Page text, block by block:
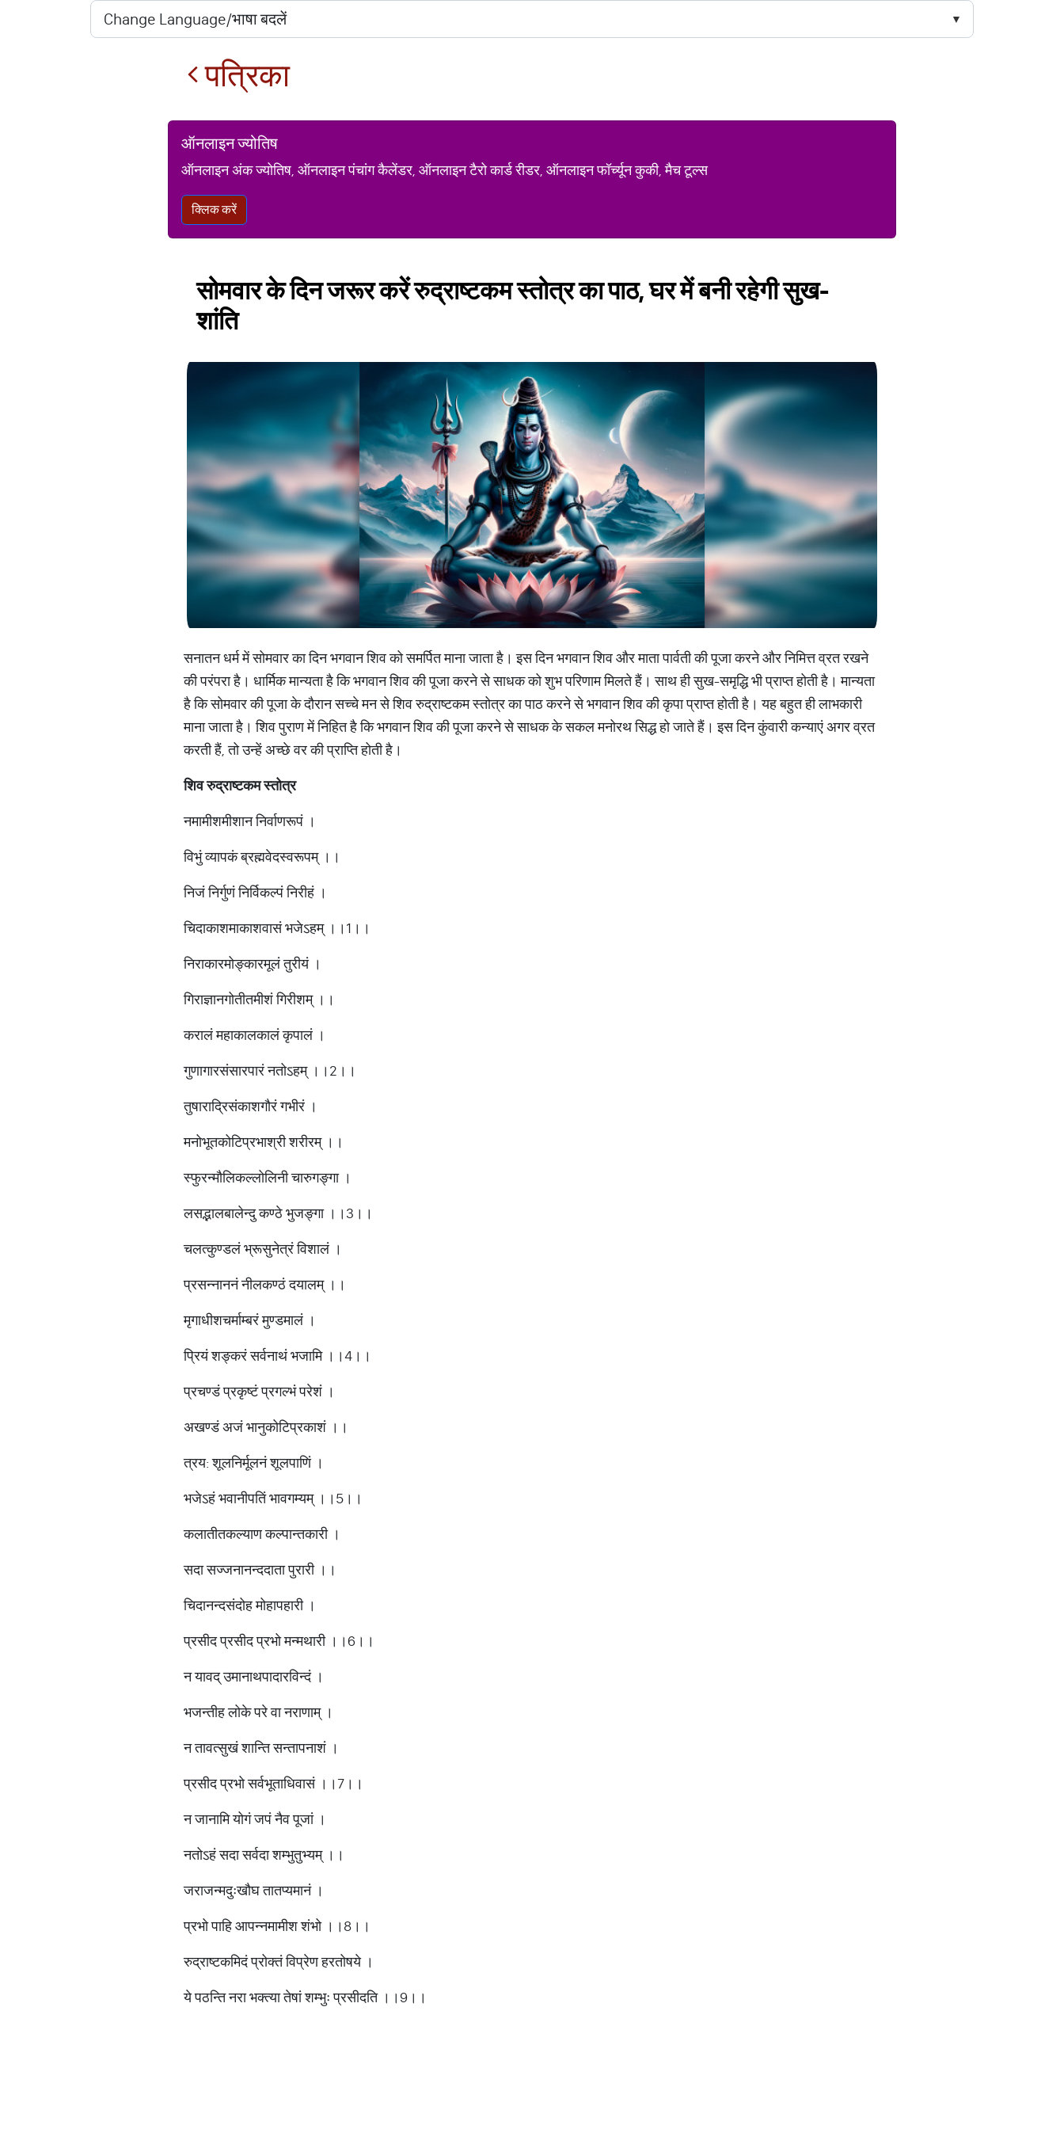
पत्रिका
ऑनलाइन ज्योतिष
ऑनलाइन अंक ज्योतिष, ऑनलाइन पंचांग कैलेंडर, ऑनलाइन टैरो कार्ड रीडर, ऑनलाइन फॉर्च्यून कुकी, मैच टूल्स
क्लिक करें
सोमवार के दिन जरूर करें रुद्राष्टकम स्तोत्र का पाठ, घर में बनी रहेगी सुख-
शांति
सनातन धर्म में सोमवार का दिन भगवान शिव को समर्पित माना जाता है। इस दिन भगवान शिव और माता पार्वती की पूजा करने और निमित्त व्रत रखने
की परंपरा है। धार्मिक मान्यता है कि भगवान शिव की पूजा करने से साधक को शुभ परिणाम मिलते हैं। साथ ही सुख-समृद्धि भी प्राप्त होती है। मान्यता
है कि सोमवार की पूजा के दौरान सच्चे मन से शिव रुद्राष्टकम स्तोत्र का पाठ करने से भगवान शिव की कृपा प्राप्त होती है। यह बहुत ही लाभकारी
माना जाता है। शिव पुराण में निहित है कि भगवान शिव की पूजा करने से साधक के सकल मनोरथ सिद्ध हो जाते हैं। इस दिन कुंवारी कन्याएं अगर व्रत
करती हैं, तो उन्हें अच्छे वर की प्राप्ति होती है।
शिव रुद्राष्टकम स्तोत्र
नमामीशमीशान निर्वाणरूपं ।
विभुं व्यापकं ब्रह्मवेदस्वरूपम् ।।
निजं निर्गुणं निर्विकल्पं निरीहं ।
चिदाकाशमाकाशवासं भजेऽहम् ।।1।।
निराकारमोङ्कारमूलं तुरीयं ।
गिराज्ञानगोतीतमीशं गिरीशम् ।।
करालं महाकालकालं कृपालं ।
गुणागारसंसारपारं नतोऽहम् ।।2।।
तुषाराद्रिसंकाशगौरं गभीरं ।
मनोभूतकोटिप्रभाश्री शरीरम् ।।
स्फुरन्मौलिकल्लोलिनी चारुगङ्गा ।
लसद्भालबालेन्दु कण्ठे भुजङ्गा ।।3।।
चलत्कुण्डलं भ्रूसुनेत्रं विशालं ।
प्रसन्नाननं नीलकण्ठं दयालम् ।।
मृगाधीशचर्माम्बरं मुण्डमालं ।
प्रियं शङ्करं सर्वनाथं भजामि ।।4।।
प्रचण्डं प्रकृष्टं प्रगल्भं परेशं ।
अखण्डं अजं भानुकोटिप्रकाशं ।।
त्रय: शूलनिर्मूलनं शूलपाणिं ।
भजेऽहं भवानीपतिं भावगम्यम् ।।5।।
कलातीतकल्याण कल्पान्तकारी ।
सदा सज्जनानन्ददाता पुरारी ।।
चिदानन्दसंदोह मोहापहारी ।
प्रसीद प्रसीद प्रभो मन्मथारी ।।6।।
न यावद् उमानाथपादारविन्दं ।
भजन्तीह लोके परे वा नराणाम् ।
न तावत्सुखं शान्ति सन्तापनाशं ।
प्रसीद प्रभो सर्वभूताधिवासं ।।7।।
न जानामि योगं जपं नैव पूजां ।
नतोऽहं सदा सर्वदा शम्भुतुभ्यम् ।।
जराजन्मदुःखौघ तातप्यमानं ।
प्रभो पाहि आपन्नमामीश शंभो ।।8।।
रुद्राष्टकमिदं प्रोक्तं विप्रेण हरतोषये ।
ये पठन्ति नरा भक्त्या तेषां शम्भुः प्रसीदति ।।9।।